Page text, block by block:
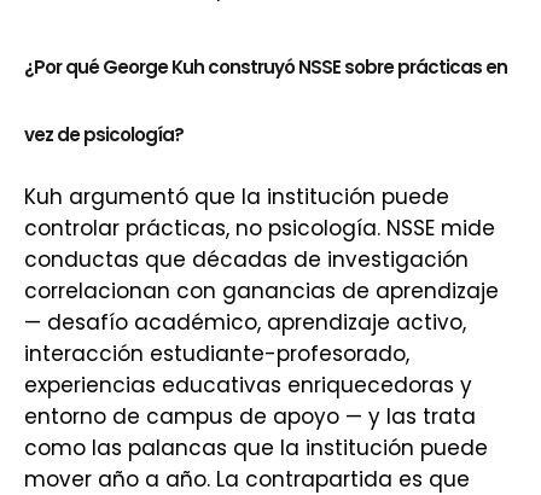
¿Por qué George Kuh construyó NSSE sobre prácticas en
vez de psicología?
Kuh argumentó que la institución puede
controlar prácticas, no psicología. NSSE mide
conductas que décadas de investigación
correlacionan con ganancias de aprendizaje
— desafío académico, aprendizaje activo,
interacción estudiante-profesorado,
experiencias educativas enriquecedoras y
entorno de campus de apoyo — y las trata
como las palancas que la institución puede
mover año a año. La contrapartida es que